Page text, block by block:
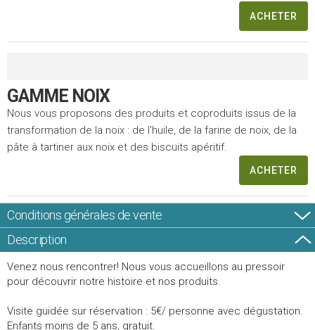
ACHETER
GAMME NOIX
Nous vous proposons des produits et coproduits issus de la
transformation de la noix : de l'huile, de la farine de noix, de la
pâte à tartiner aux noix et des biscuits apéritif.
ACHETER
Conditions générales de vente
Description
Venez nous rencontrer! Nous vous accueillons au pressoir
pour découvrir notre histoire et nos produits.
Visite guidée sur réservation : 5€/ personne avec dégustation.
Enfants moins de 5 ans, gratuit.